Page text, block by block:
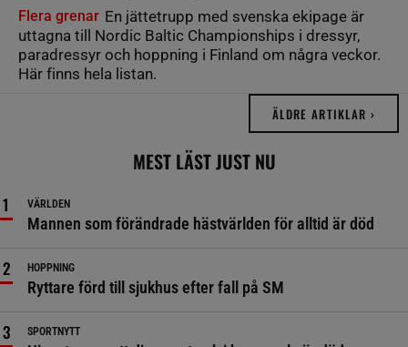
Flera grenar En jättetrupp med svenska ekipage är
uttagna till Nordic Baltic Championships i dressyr,
paradressyr och hoppning i Finland om några veckor.
Här finns hela listan.
ÄLDRE ARTIKLAR ›
MEST LÄST JUST NU
VÄRLDEN
Mannen som förändrade hästvärlden för alltid är död
HOPPNING
Ryttare förd till sjukhus efter fall på SM
SPORTNYTT